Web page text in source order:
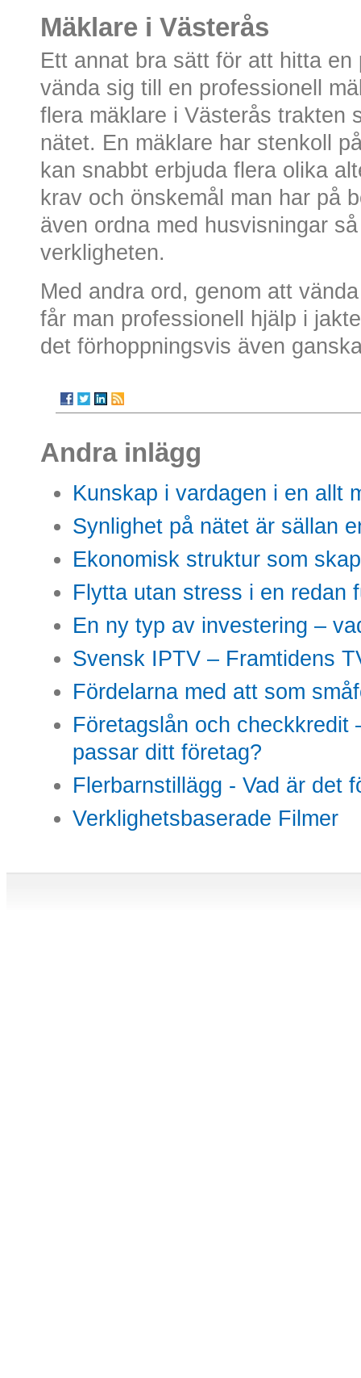
Mäklare i Västerås
Ett annat bra sätt för att hitta
vända sig till en professionell
flera mäklare i Västerås trakten
nätet. En mäklare har stenkoll
kan snabbt erbjuda flera olika
krav och önskemål man har på
även ordna med husvisningar
verkligheten.
Med andra ord, genom att
får man professionell hjälp i
det förhoppningsvis även
Andra inlägg
Kunskap i vardagen i en allt
Synlighet på nätet är sällan
Ekonomisk struktur som
Flytta utan stress i en redan
En ny typ av investering –
Svensk IPTV – Framtidens
Fördelarna med att som
Företagslån och checkkredit
passar ditt företag?
Flerbarnstillägg - Vad är det
Verklighetsbaserade Filmer